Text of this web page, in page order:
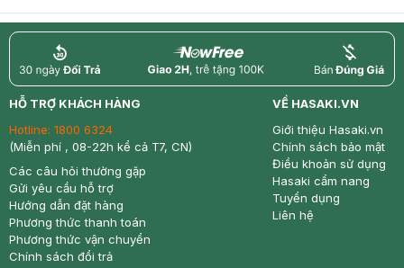
return nowfree price
HỖ TRỢ KHÁCH HÀNG
Hotline: 1800 6324
(Miễn phí , 08-22h kể cả T7, CN)
Các câu hỏi thường gặp
Gửi yêu cầu hỗ trợ
Hướng dẫn đặt hàng
Phương thức thanh toán
Phương thức vận chuyển
Chính sách đổi trả
VỀ HASAKI.VN
Giới thiệu Hasaki.vn
Chính sách bảo mật
Điều khoản sử dụng
Hasaki cẩm nang
Tuyển dụng
Liên hệ